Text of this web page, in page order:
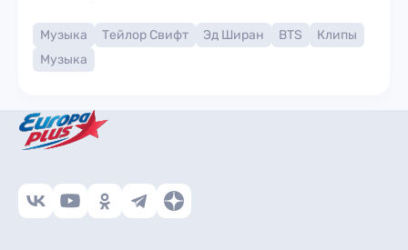
Музыка Тейлор Свифт Эд Ширан BTS
Клипы
Музыка